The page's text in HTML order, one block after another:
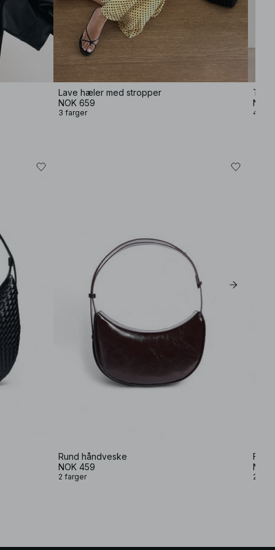
Lave hæler med stropper
NOK 659
3 farger
T-
NOK
4
Rund håndveske
NOK 459
2 farger
Fold
NOK
2